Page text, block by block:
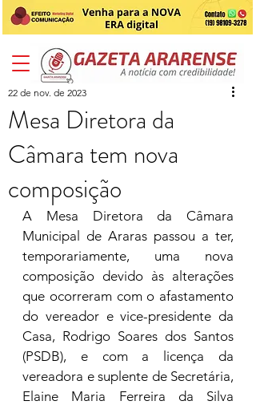
Mesa Diretora da
Câmara tem nova
composição
22 de nov. de 2023
A Mesa Diretora da Câmara
Municipal de Araras passou a ter,
temporariamente, uma nova
composição devido às alterações
que ocorreram com o afastamento
do vereador e vice-presidente da
Casa, Rodrigo Soares dos Santos
(PSDB), e com a licença da
vereadora e suplente de Secretária,
Elaine Maria Ferreira da Silva